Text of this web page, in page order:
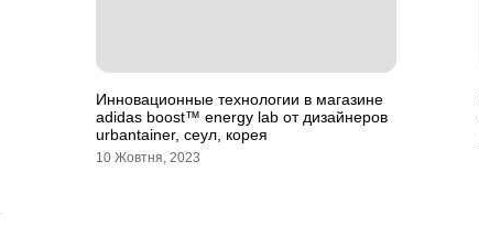
Инновационные технологии в магазине
аdidas boost™ energy lab от дизайнеров
urbantainer, сеул, корея
10 Жовтня, 2023